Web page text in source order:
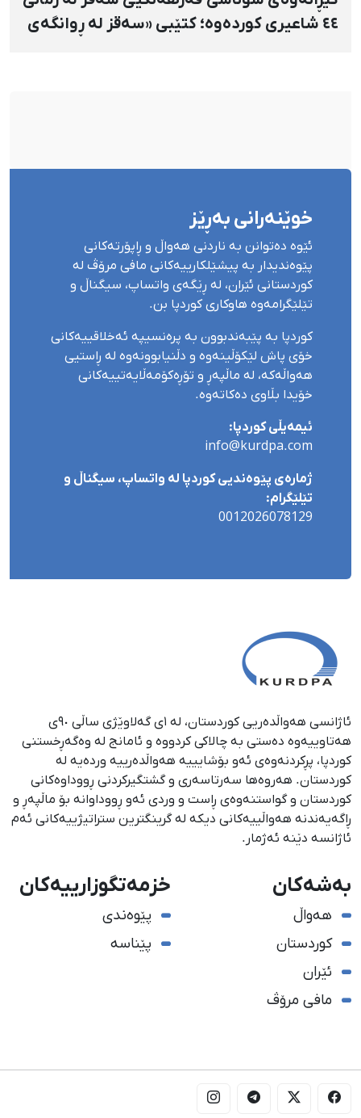
٤٤ شاعیری کوردەوە؛ کتێبی «سەقز لە ڕوانگەی
خوێنەرانی بەڕێز
ئێوە دەتوانن بە ناردنی هەواڵ و ڕاپۆرتەکانی
پێوەندیدار بە پیشێلکارییەکانی مافی مرۆڤ لە
کوردستانی ئێران، لە ڕێگەی واتساپ، سیگناڵ و
تێلێگرامەوە هاوکاری کوردپا بن.
کوردپا بە پێبەندبوون بە پرەنسیپە ئەخلاقییەکانی
خۆی پاش لێکۆڵینەوە و دڵنیابوونەوە لە ڕاستیی
هەواڵەکە، لە ماڵپەڕ و تۆڕەکۆمەڵایەتییەکانی
خۆیدا بڵاوی دەکاتەوە.
ئیمەیڵی کوردپا:
info@kurdpa.com
ژمارەی پێوەندیی کوردپا لە واتساپ، سیگناڵ و
تێلێگرام:
0012026078129
ئاژانسی هەواڵدەریی کوردستان، لە ١ی گەلاوێژی ساڵی ٩٠ی
هەتاوییەوە دەستی بە چالاکی کردووە و ئامانج لە وەگەڕخستنی
كوردپا، پڕكردنەوەی ئەو بۆشایییە هەواڵدەرییە وردەیە لە
كوردستان. هەروەها سەرتاسەری و گشتگیركردنی ڕووداوەكانی
كوردستان و گواستنەوەی ڕاست و وردی ئەو ڕووداوانە بۆ ماڵپەڕ و
ڕاگەیەندنە هەواڵییەكانی دیكە لە گرینگترین ستراتیژییەكانی ئەم
ئاژانسە دێنە ئەژمار.
بەشەکان
هەواڵ
کوردستان
ئێران
مافی مرۆڤ
خزمەتگوزارییەکان
پێوەندی
پێناسە